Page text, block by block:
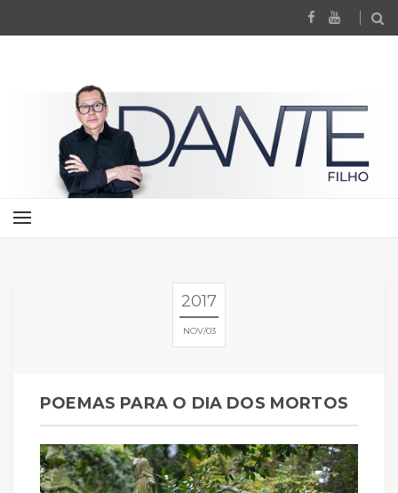
2017
NOV 03
POEMAS PARA O DIA DOS MORTOS